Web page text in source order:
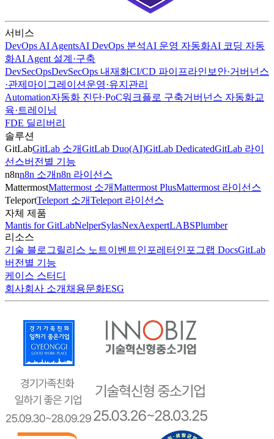
서비스
DevOps AI AgentsAI DevOps 분석AI 운영 자동화AI 코딩 자동
화AI Agent 설계·구축
DevSecOpsDevSecOps 내재화CI/CD 파이프라인 보안·거버넌스
·관제 마이그레이션 운영·유지관리
Automation자동화 진단·PoC워크플로 구축거버넌스 자동화교
육·트레이닝
FDE 딜리버리
솔루션
GitLabGitLab 소개GitLab Duo(AI)GitLab DedicatedGitLab 라이
선스버전별 기능
n8nn8n 소개n8n 라이선스
MattermostMattermost 소개Mattermost PlusMattermost 라이선스
TeleportTeleport 소개Teleport 라이선스
자체 제품
Mantis for GitLabNelperSylasNexAexpertLABSPlumber
리소스
기술 블로그 릴리스 노트이벤트인포레터 인포그랩 DocsGitLab
버전별 기능
케이스 스터디
회사회사 소개 채용문화ESG